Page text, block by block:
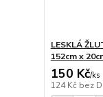
LESKLÁ
152cm x
150 Kč/ks
124 Kč bez